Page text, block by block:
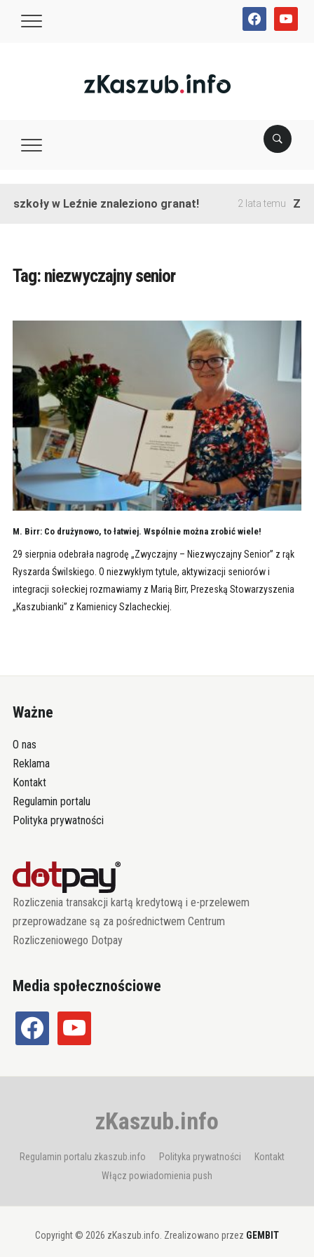
facebookyoutube
szkoły w Leźnie znaleziono granat! 2 lata temu
Tag: niezwyczajny senior
M. Birr: Co drużynowo, to łatwiej. Wspólnie można zrobić wiele!
29 sierpnia odebrała nagrodę „Zwyczajny – Niezwyczajny Senior” z rąk
Ryszarda Świlskiego. O niezwykłym tytule, aktywizacji seniorów i
integracji sołeckiej rozmawiamy z Marią Birr, Prezeską Stowarzyszenia
„Kaszubianki” z Kamienicy Szlacheckiej.
Ważne
O nas
Reklama
Kontakt
Regulamin portalu
Polityka prywatności
Rozliczenia transakcji kartą kredytową i e-przelewem
przeprowadzane są za pośrednictwem Centrum
Rozliczeniowego Dotpay
Media społecznościowe
facebook youtube
zKaszub.info
Regulamin portalu zkaszub.info Polityka prywatności
Kontakt
Włącz powiadomienia push
Copyright © 2026 zKaszub.info. Zrealizowano przez GEMBIT